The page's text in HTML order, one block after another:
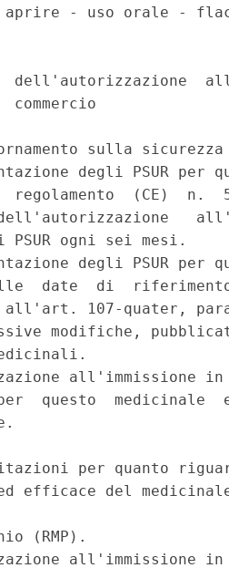
- uso orale -
commercio
sulla sicurezza
degli PSUR per
(CE)  n.
PSUR ogni sei mesi.
degli PSUR per
date  di
all'art. 107-quater,
modifiche,
all'immissione
questo  medicinale
per quanto
efficace del
(RMP).
all'immissione